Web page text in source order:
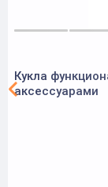
Кукла
аксессуарами